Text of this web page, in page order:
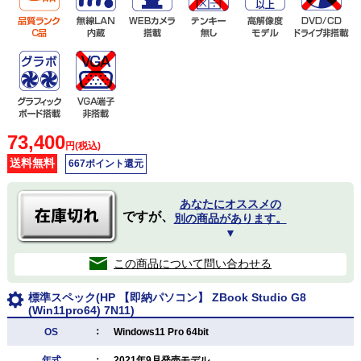
73,400円(税込)
送料無料 667ポイント還元
ですが、
あなたにオススメの
別の商品があります。
▼
この商品について問い合わせる
標準スペック(HP 【即納パソコン】 ZBook Studio G8
(Win11pro64) 7N11)
OS ： Windows11 Pro 64bit